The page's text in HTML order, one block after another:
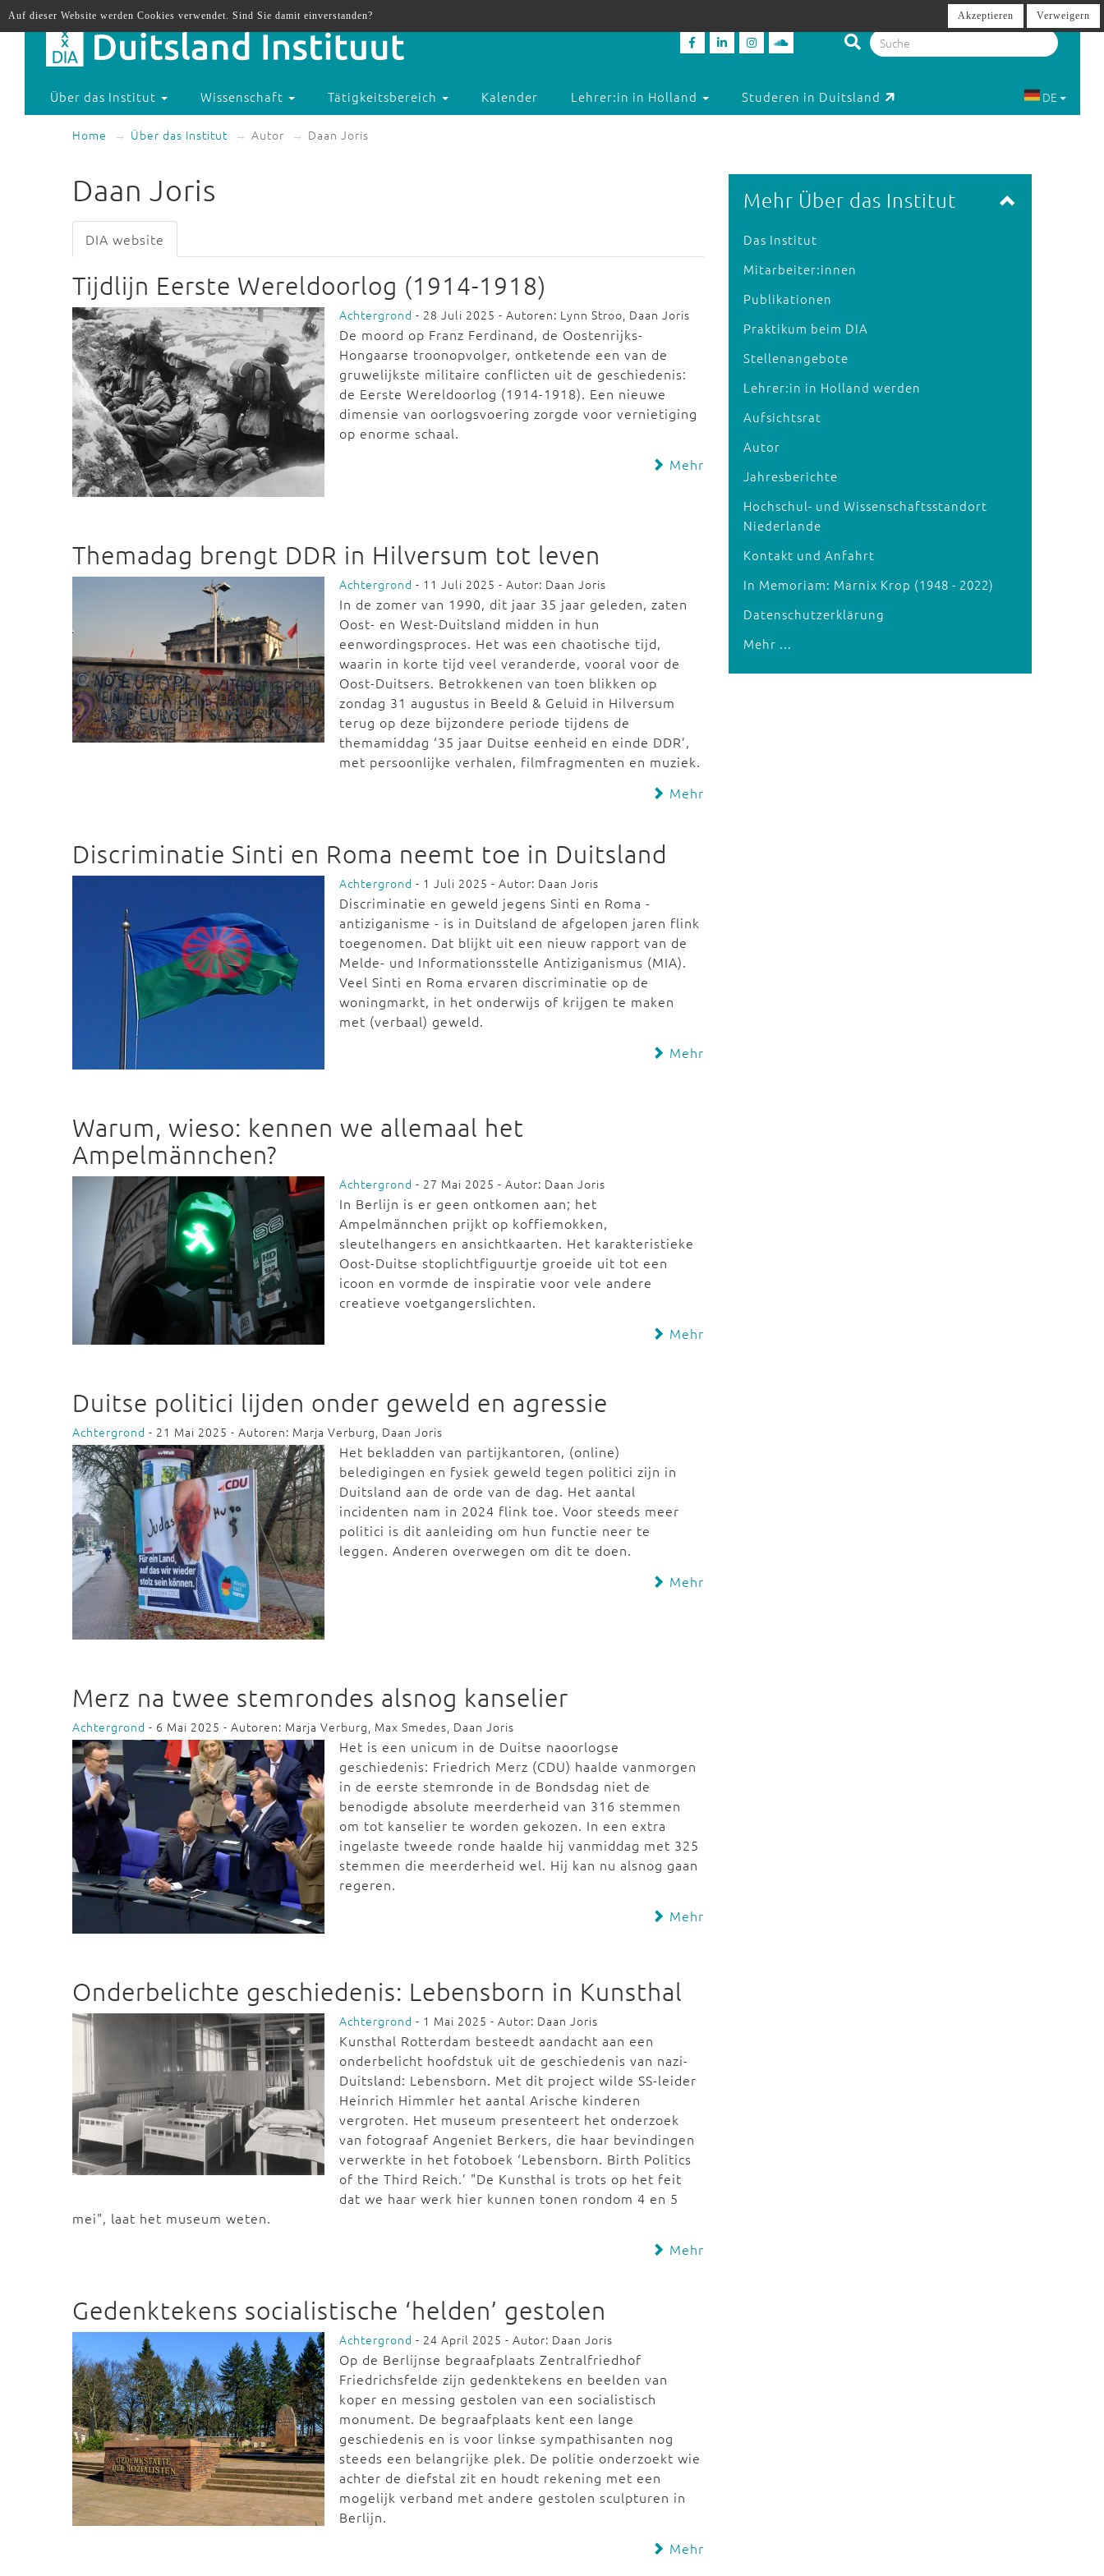
Über das Institut Wissenschaft Tätigkeitsbereich Kalender Lehrer:in in Holland Studeren in Duitsland DE
Home Über das Institut Autor Daan Joris
Daan Joris
DIA website
Tijdlijn Eerste Wereldoorlog (1914-1918)
Achtergrond - 28 Juli 2025 - Autoren: Lynn Stroo, Daan Joris
De moord op Franz Ferdinand, de Oostenrijks-
Hongaarse troonopvolger, ontketende een van de
gruwelijkste militaire conflicten uit de geschiedenis:
de Eerste Wereldoorlog (1914-1918). Een nieuwe
dimensie van oorlogsvoering zorgde voor vernietiging
op enorme schaal.
Mehr
Themadag brengt DDR in Hilversum tot leven
Achtergrond - 11 Juli 2025 - Autor: Daan Joris
In de zomer van 1990, dit jaar 35 jaar geleden, zaten
Oost- en West-Duitsland midden in hun
eenwordingsproces. Het was een chaotische tijd,
waarin in korte tijd veel veranderde, vooral voor de
Oost-Duitsers. Betrokkenen van toen blikken op
zondag 31 augustus in Beeld & Geluid in Hilversum
terug op deze bijzondere periode tijdens de
themamiddag ‘35 jaar Duitse eenheid en einde DDR’,
met persoonlijke verhalen, filmfragmenten en muziek.
Mehr
Discriminatie Sinti en Roma neemt toe in Duitsland
Achtergrond - 1 Juli 2025 - Autor: Daan Joris
Discriminatie en geweld jegens Sinti en Roma -
antiziganisme - is in Duitsland de afgelopen jaren flink
toegenomen. Dat blijkt uit een nieuw rapport van de
Melde- und Informationsstelle Antiziganismus (MIA).
Veel Sinti en Roma ervaren discriminatie op de
woningmarkt, in het onderwijs of krijgen te maken
met (verbaal) geweld.
Mehr
Warum, wieso: kennen we allemaal het
Ampelmännchen?
Achtergrond - 27 Mai 2025 - Autor: Daan Joris
In Berlijn is er geen ontkomen aan; het
Ampelmännchen prijkt op koffiemokken,
sleutelhangers en ansichtkaarten. Het karakteristieke
Oost-Duitse stoplichtfiguurtje groeide uit tot een
icoon en vormde de inspiratie voor vele andere
creatieve voetgangerslichten.
Mehr
Duitse politici lijden onder geweld en agressie
Achtergrond - 21 Mai 2025 - Autoren: Marja Verburg, Daan Joris
Het bekladden van partijkantoren, (online)
beledigingen en fysiek geweld tegen politici zijn in
Duitsland aan de orde van de dag. Het aantal
incidenten nam in 2024 flink toe. Voor steeds meer
politici is dit aanleiding om hun functie neer te
leggen. Anderen overwegen om dit te doen.
Mehr
Merz na twee stemrondes alsnog kanselier
Achtergrond - 6 Mai 2025 - Autoren: Marja Verburg, Max Smedes, Daan Joris
Het is een unicum in de Duitse naoorlogse
geschiedenis: Friedrich Merz (CDU) haalde vanmorgen
in de eerste stemronde in de Bondsdag niet de
benodigde absolute meerderheid van 316 stemmen
om tot kanselier te worden gekozen. In een extra
ingelaste tweede ronde haalde hij vanmiddag met 325
stemmen die meerderheid wel. Hij kan nu alsnog gaan
regeren.
Mehr
Onderbelichte geschiedenis: Lebensborn in Kunsthal
Achtergrond - 1 Mai 2025 - Autor: Daan Joris
Kunsthal Rotterdam besteedt aandacht aan een
onderbelicht hoofdstuk uit de geschiedenis van nazi-
Duitsland: Lebensborn. Met dit project wilde SS-leider
Heinrich Himmler het aantal Arische kinderen
vergroten. Het museum presenteert het onderzoek
van fotograaf Angeniet Berkers, die haar bevindingen
verwerkte in het fotoboek ‘Lebensborn. Birth Politics
of the Third Reich.’ "De Kunsthal is trots op het feit
dat we haar werk hier kunnen tonen rondom 4 en 5
mei", laat het museum weten.
Mehr
Gedenktekens socialistische ‘helden’ gestolen
Achtergrond - 24 April 2025 - Autor: Daan Joris
Op de Berlijnse begraafplaats Zentralfriedhof
Friedrichsfelde zijn gedenktekens en beelden van
koper en messing gestolen van een socialistisch
monument. De begraafplaats kent een lange
geschiedenis en is voor linkse sympathisanten nog
steeds een belangrijke plek. De politie onderzoekt wie
achter de diefstal zit en houdt rekening met een
mogelijk verband met andere gestolen sculpturen in
Berlijn.
Mehr
Mehr Über das Institut
Das Institut
Mitarbeiter:innen
Publikationen
Praktikum beim DIA
Stellenangebote
Lehrer:in in Holland werden
Aufsichtsrat
Autor
Jahresberichte
Hochschul- und Wissenschaftsstandort
Niederlande
Kontakt und Anfahrt
In Memoriam: Marnix Krop (1948 - 2022)
Datenschutzerklärung
Mehr ...
Auf dieser Website werden Cookies verwendet. Sind Sie damit einverstanden? Akzeptieren Verweigern